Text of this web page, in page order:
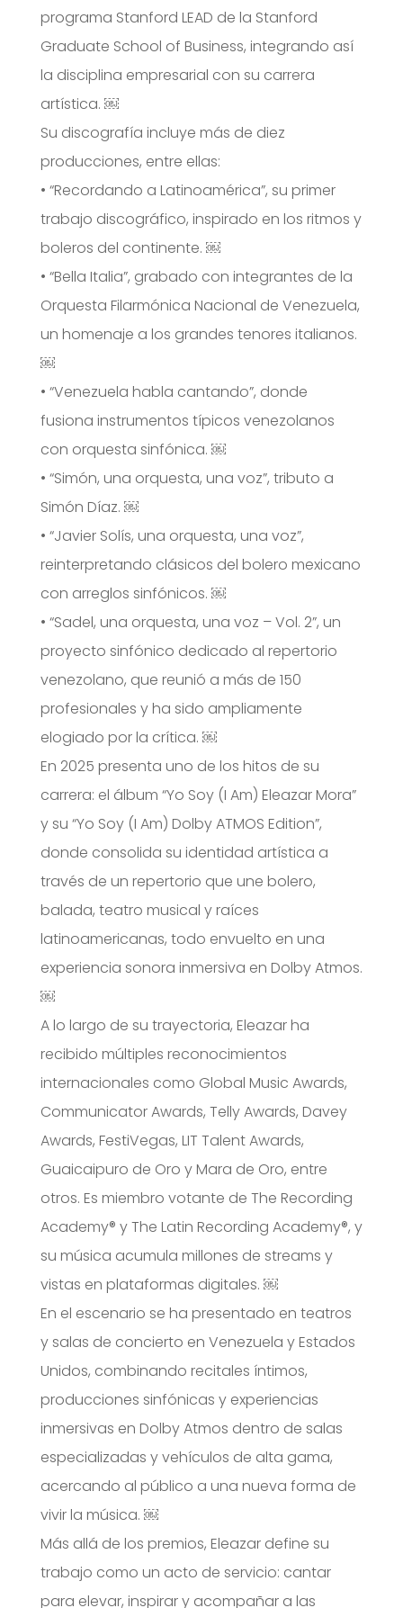
programa Stanford LEAD de la Stanford
Graduate School of Business, integrando así
la disciplina empresarial con su carrera
artística. ￼
Su discografía incluye más de diez
producciones, entre ellas:
• “Recordando a Latinoamérica”, su primer
trabajo discográfico, inspirado en los ritmos y
boleros del continente. ￼
• “Bella Italia”, grabado con integrantes de la
Orquesta Filarmónica Nacional de Venezuela,
un homenaje a los grandes tenores italianos.
￼
• “Venezuela habla cantando”, donde
fusiona instrumentos típicos venezolanos
con orquesta sinfónica. ￼
• “Simón, una orquesta, una voz”, tributo a
Simón Díaz. ￼
• “Javier Solís, una orquesta, una voz”,
reinterpretando clásicos del bolero mexicano
con arreglos sinfónicos. ￼
• “Sadel, una orquesta, una voz – Vol. 2”, un
proyecto sinfónico dedicado al repertorio
venezolano, que reunió a más de 150
profesionales y ha sido ampliamente
elogiado por la crítica. ￼
En 2025 presenta uno de los hitos de su
carrera: el álbum “Yo Soy (I Am) Eleazar Mora”
y su “Yo Soy (I Am) Dolby ATMOS Edition”,
donde consolida su identidad artística a
través de un repertorio que une bolero,
balada, teatro musical y raíces
latinoamericanas, todo envuelto en una
experiencia sonora inmersiva en Dolby Atmos.
￼
A lo largo de su trayectoria, Eleazar ha
recibido múltiples reconocimientos
internacionales como Global Music Awards,
Communicator Awards, Telly Awards, Davey
Awards, FestiVegas, LIT Talent Awards,
Guaicaipuro de Oro y Mara de Oro, entre
otros. Es miembro votante de The Recording
Academy®️ y The Latin Recording Academy®️, y
su música acumula millones de streams y
vistas en plataformas digitales. ￼
En el escenario se ha presentado en teatros
y salas de concierto en Venezuela y Estados
Unidos, combinando recitales íntimos,
producciones sinfónicas y experiencias
inmersivas en Dolby Atmos dentro de salas
especializadas y vehículos de alta gama,
acercando al público a una nueva forma de
vivir la música. ￼
Más allá de los premios, Eleazar define su
trabajo como un acto de servicio: cantar
para elevar, inspirar y acompañar a las